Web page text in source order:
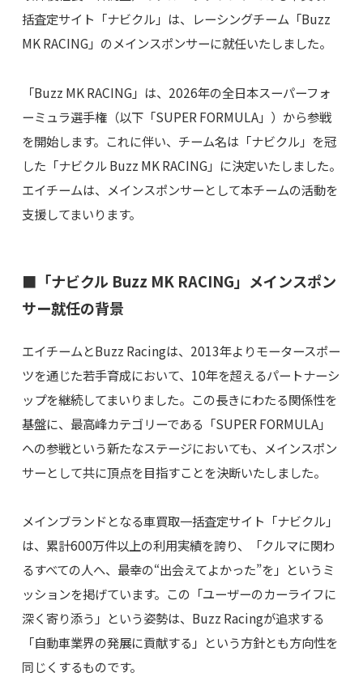
括査定サイト「ナビクル」は、レーシングチーム「Buzz
MK RACING」のメインスポンサーに就任いたしました。
「Buzz MK RACING」は、2026年の全日本スーパーフォ
ーミュラ選手権（以下「SUPER FORMULA」）から参戦
を開始します。これに伴い、チーム名は「ナビクル」を冠
した「ナビクル Buzz MK RACING」に決定いたしました。
エイチームは、メインスポンサーとして本チームの活動を
支援してまいります。
■「ナビクル Buzz MK RACING」メインスポン
サー就任の背景
エイチームとBuzz Racingは、2013年よりモータースポー
ツを通じた若手育成において、10年を超えるパートナーシ
ップを継続してまいりました。この長きにわたる関係性を
基盤に、最高峰カテゴリーである「SUPER FORMULA」
への参戦という新たなステージにおいても、メインスポン
サーとして共に頂点を目指すことを決断いたしました。
メインブランドとなる車買取一括査定サイト「ナビクル」
は、累計600万件以上の利用実績を誇り、「クルマに関わ
るすべての人へ、最幸の“出会えてよかった”を」というミ
ッションを掲げています。この「ユーザーのカーライフに
深く寄り添う」という姿勢は、Buzz Racingが追求する
「自動車業界の発展に貢献する」という方針とも方向性を
同じくするものです。